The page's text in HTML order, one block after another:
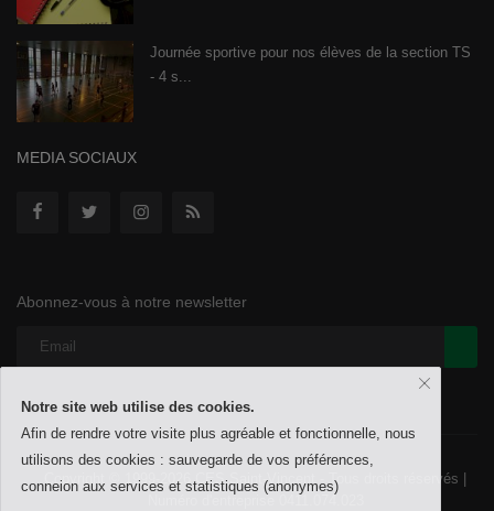
Journée sportive pour nos élèves de la section TS
- 4 s...
MEDIA SOCIAUX
Abonnez-vous à notre newsletter
Copyright © 1999-2026 CES Saint-Vincent - Tous droits réservés |
Notre site web utilise des cookies.
Afin de rendre votre visite plus agréable et fonctionnelle, nous
utilisons des cookies : sauvegarde de vos préférences,
conneion aux services et statistiques (anonymes)